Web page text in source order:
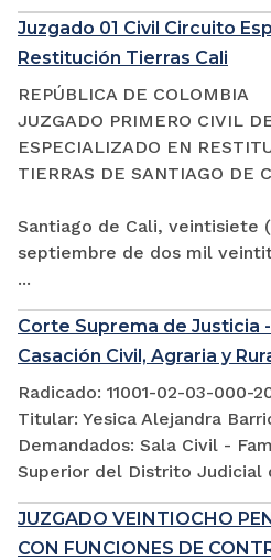
Juzgado 01 Civil Circuito
Restitución Tierras Cali
REPÚBLICA DE COLOMBIA
JUZGADO PRIMERO CIVIL
ESPECIALIZADO EN
TIERRAS DE SANTIAGO DE
Santiago de Cali, veintisiete
septiembre de dos mil
...
Corte Suprema de Justicia
Casación Civil, Agraria y
Radicado: 11001-02-03-000-
Titular: Yesica Alejandra
Demandados: Sala Civil -
Superior del Distrito Judicial
JUZGADO VEINTIOCHO
CON FUNCIONES DE